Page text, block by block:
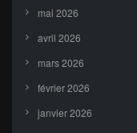
mai 2026
avril 2026
mars 2026
février 2026
janvier 2026